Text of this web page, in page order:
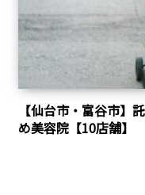
【仙台市・富谷市】
め美容院【10店舗】